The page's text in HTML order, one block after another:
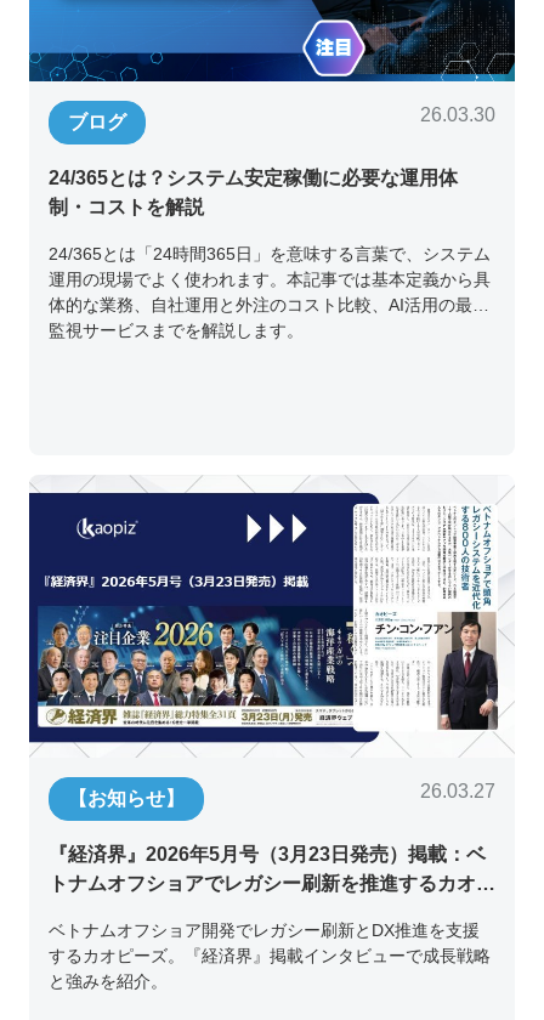
ブログ 26.03.30
24/365とは？システム安定稼働に必要な運用体
制・コストを解説
24/365とは「24時間365日」を意味する言葉で、システム
運用の現場でよく使われます。本記事では基本定義から具
体的な業務、自社運用と外注のコスト比較、AI活用の最新
監視サービスまでを解説します。
【お知らせ】 26.03.27
『経済界』2026年5月号（3月23日発売）掲載：ベ
トナムオフショアでレガシー刷新を推進するカオピ
ベトナムオフショア開発でレガシー刷新とDX推進を支援
するカオピーズ。『経済界』掲載インタビューで成長戦略
と強みを紹介。